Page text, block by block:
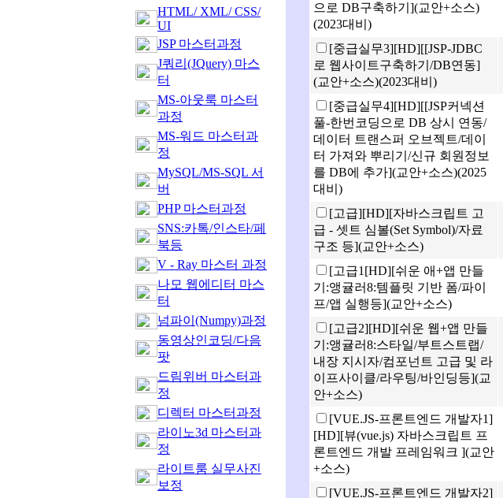
HTML/ XML/ CSS/
UI
JSP 마스터과정
J쿼리(JQuery) 마스
터
MS-아웃룩 마스터
과정
MS-워드 마스터과
정
MySQL/MS-SQL 서
버
PHP 마스터과정
SNS:카톡/인스타/페
북등
V - Ray 마스터 과정
나모 웹에디터 마스
터
넘파이(Numpy)과정
동영상인코딩/다음
팟
드림위버 마스터과
정
디렉터 마스터과정
라이노3d 마스터과
정
라이트룸 실무사진
보정
으로 DB구축하기](교안+소스)
(2023대비)
[중급실무3][HD][[JSP-JDBC
로 웹사이트구축하기/DB연동]
(교안+소스)(2023대비)
[중급실무4][HD][[JSP커넥션
풀-한번코딩으로 DB 상시 연동/
데이터 트랜스퍼 오브젝트/데이
터 가져와 뿌리기/신규 회원정보
를 DB에 추가](교안+소스)(2025
대비)
[고급][HD][자바스크립트 고
급 - 셋트 심볼(Set Symbol)/자료
구조 등](교안+소스)
[고급1[HD][쉬운 애+앱 만들
기:앵귤러8:템플릿 기반 폼/파이
프/앱 실행등](교안+소스)
[고급2][HD][쉬운 웹+앱 만들
기:앵귤러8:스타일/부트스트랩/
내장 지시자/컴포넌트 고급 및 라
이프사이클/라우팅/바인딩등](교
안+소스)
[VUE.JS-프론트엔드 개발자1]
[HD][뷰(vue.js) 자바스크립트 프
론트엔드 개발 프레임워크 ](교안
+소스)
[VUE.JS-프론트엔드 개발자2]